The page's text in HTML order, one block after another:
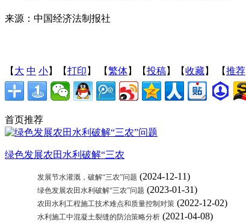
来源：中国经济法制报社
【 大 中 小】【打印 】 【繁体】【投稿】【收藏】 【推荐
首页推荐
绿色发展农田水利破解“三农
发展节水灌溉，破解“三农”问题 (2024-12-11)
绿色发展农田水利破解“三农”问题 (2023-01-31)
农田水利工程施工技术难点和质量控制对策 (2022-12-02)
水利施工中混凝土裂缝的防治策略分析 (2021-04-08)